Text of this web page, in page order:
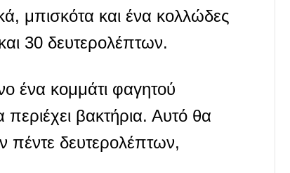
μπισκότα και ένα κολλώδες
30 δευτερολέπτων.
ένα κομμάτι φαγητού
βακτήρια. Αυτό θα
πέντε δευτερολέπτων,